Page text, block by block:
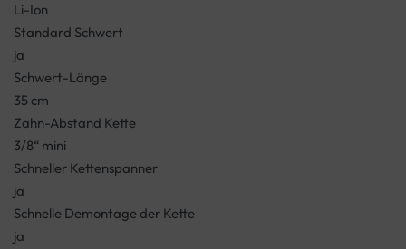
Li-Ion
Standard Schwert
ja
Schwert-Länge
35 cm
Zahn-Abstand Kette
3/8“ mini
Schneller Kettenspanner
ja
Schnelle Demontage der Kette
ja